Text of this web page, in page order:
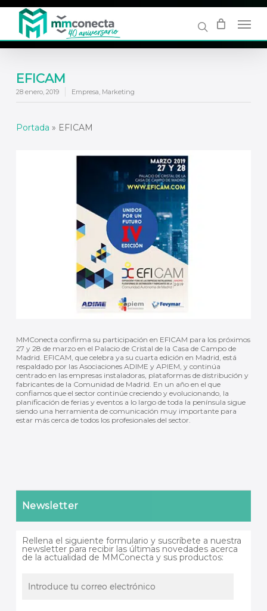
content
EFICAM
28 enero, 2019 Empresa, Marketing
Portada » EFICAM
MMConecta confirma su participación en EFICAM para los próximos
27 y 28 de marzo en el Palacio de Cristal de la Casa de Campo de
Madrid. EFICAM, que celebra ya su cuarta edición en Madrid, está
respaldado por las Asociaciones ADIME y APIEM, y continúa
centrado en las empresas instaladoras, plataformas de distribución y
fabricantes de la Comunidad de Madrid. En un año en el que
confiamos que el sector continúe creciendo y evolucionando, la
planificación de ferias y eventos a lo largo de toda la península sigue
siendo una herramienta de comunicación muy importante para
estar más cerca de todos los profesionales del sector.
Newsletter
Rellena el siguiente formulario y suscríbete a nuestra
newsletter para recibir las últimas novedades acerca
de la actualidad de MMConecta y sus productos: